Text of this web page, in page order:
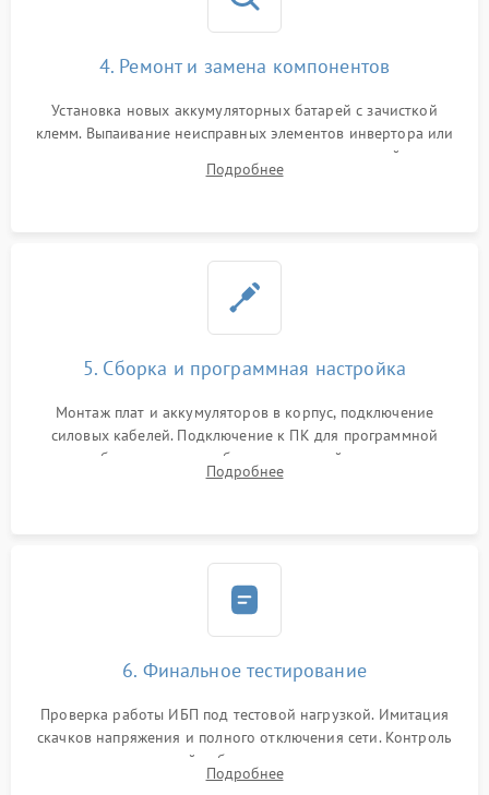
4. Ремонт и замена компонентов
Установка новых аккумуляторных батарей с зачисткой
клемм. Выпаивание неисправных элементов инвертора или
цепи зарядки и монтаж новых радиодеталей.
Восстановление поврежденных токоведущих дорожек и
Подробнее
5. Сборка и программная настройка
Монтаж плат и аккумуляторов в корпус, подключение
силовых кабелей. Подключение к ПК для программной
калибровки констант батареи, настройки порогов
срабатывания AVR и сброса счетчиков старения АКБ.
Подробнее
6. Финальное тестирование
Проверка работы ИБП под тестовой нагрузкой. Имитация
скачков напряжения и полного отключения сети. Контроль
времени автономной работы, температурного режима и
корректности формы выходного сигнала.
Подробнее